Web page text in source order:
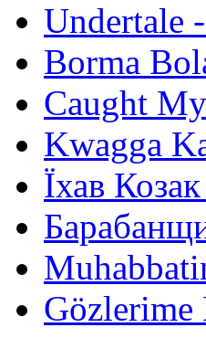
Undertale
Borma
Caught
Kwagga
Їхав
Gözlerime